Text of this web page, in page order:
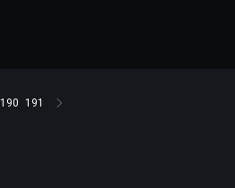
190 191